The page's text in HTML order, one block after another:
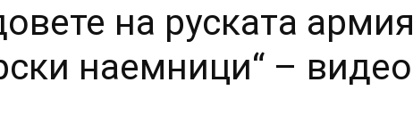
на руската армия
наемници“ – видео